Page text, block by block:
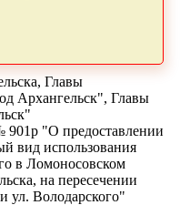
Главы
Архангельск", Главы
901р "О предоставлении
вид использования
в Ломоносовском
на пересечении
ул. Володарского"